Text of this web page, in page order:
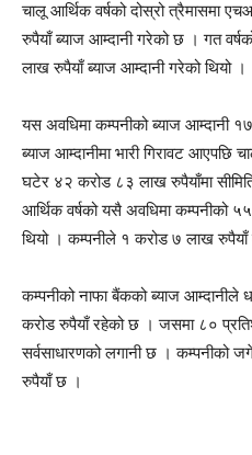
चालू आर्थिक वर्षको दोस्रो त्रैमासमा
रुपैयाँ ब्याज आम्दानी गरेको छ । गत
लाख रुपैयाँ ब्याज आम्दानी गरेको थियो ।
यस अवधिमा कम्पनीको ब्याज आम्दानी
ब्याज आम्दानीमा भारी गिरावट आएपछि
घटेर ४२ करोड ८३ लाख रुपैयाँमा
आर्थिक वर्षको यसै अवधिमा कम्पनीको
थियो । कम्पनीले १ करोड ७ लाख रुपैयाँ
कम्पनीको नाफा बैंकको ब्याज
करोड रुपैयाँ रहेको छ । जसमा ८०
सर्वसाधारणको लगानी छ । कम्पनीको
रुपैयाँ छ ।